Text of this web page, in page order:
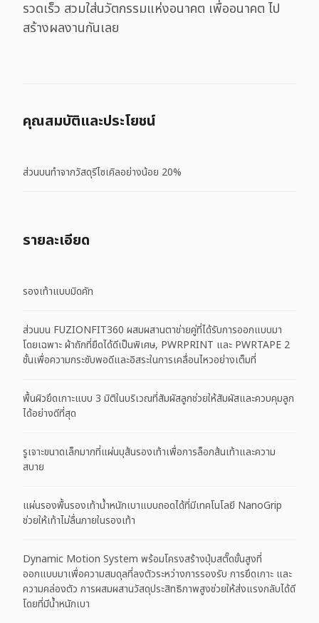
รวดเร็ว สวมใส่นวัตกรรมแห่งอนาคต เพื่ออนาคต ไป
สร้างผลงานกันเลย
คุณสมบัติและประโยชน์
ส่วนบนทำจากวัสดุรีไซเคิลอย่างน้อย 20%
รายละเอียด
รองเท้าแบบมิดคัท
ส่วนบน FUZIONFIT360 ผสมผสานตาข่ายคู่ที่ได้รับการออกแบบมา
โดยเฉพาะ ผ้าถักที่ยืดได้ดีเป็นพิเศษ, PWRPRINT และ PWRTAPE 2
ชั้นเพื่อความกระชับพอดีและอิสระในการเคลื่อนไหวอย่างเต็มที่
พื้นผิวยึดเกาะแบบ 3 มิติในบริเวณที่สัมผัสลูกช่วยให้สัมผัสและควบคุมลูก
ได้อย่างดีที่สุด
รูเจาะขนาดเล็กมากที่แผ่นบุส้นรองเท้าเพื่อการล็อกส้นเท้าและความ
สบาย
แผ่นรองพื้นรองเท้าน้ำหนักเบาแบบถอดได้ที่มีเทคโนโลยี NanoGrip
ช่วยให้เท้าไม่ลื่นภายในรองเท้า
Dynamic Motion System พร้อมโครงสร้างปุ่มสตั๊ดขั้นสูงที่
ออกแบบมาเพื่อความสมดุลที่ลงตัวระหว่างการรองรับ การยึดเกาะ และ
ความคล่องตัว การผสมผสานวัสดุประสิทธิภาพสูงช่วยให้ส่งแรงกลับได้ดี
โดยที่มีน้ำหนักเบา